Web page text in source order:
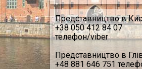
Представництво в
+38 050 412 84 07
телефон/viber
Представництво в
+48 881 646 751